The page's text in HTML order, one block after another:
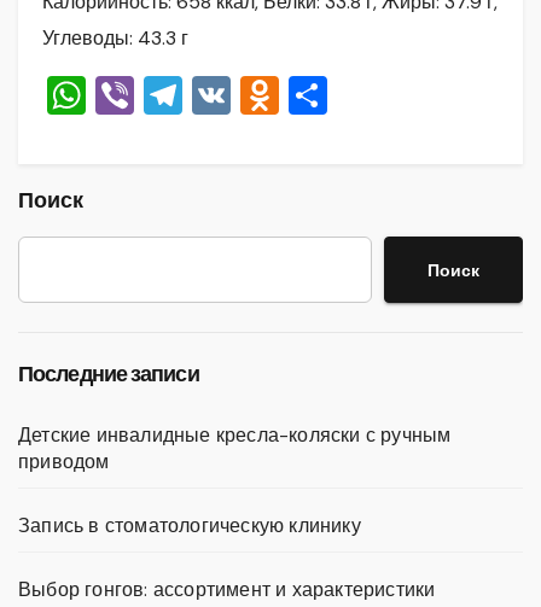
Углеводы: 43.3 г
W
A
p
Vi T
a
m
V O
kl
a
в
и
Поиск
Поиск
Последние записи
Детские инвалидные кресла-коляски с ручным
приводом
Запись в стоматологическую клинику
Выбор гонгов: ассортимент и характеристики